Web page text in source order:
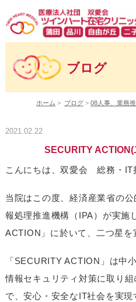
ブログ
ホーム > ブログ >08人事、業務
2021.02.22
SECURITY
こんにちは、双愛会 総務・IT
当院はこの度、経済産業省の
報処理推進機構（IPA）が実施
ACTION」に於いて、二つ星を
「SECURITY ACTION」は中
情報セキュリティ対策に取り
で、安心・安全なIT社会を実